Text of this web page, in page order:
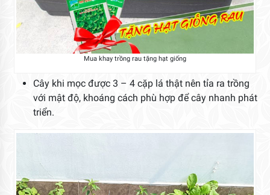
Mua khay trồng rau tặng hạt giống
Cây khi mọc được 3 – 4 cặp lá thật nên tỉa ra trồng
với mật độ, khoáng cách phù hợp để cây nhanh phát
triển.